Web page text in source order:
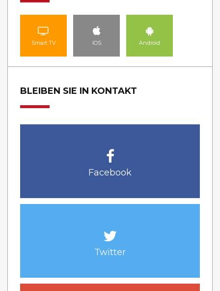
Smart TV IOS Android
BLEIBEN SIE IN KONTAKT
Facebook
Twitter